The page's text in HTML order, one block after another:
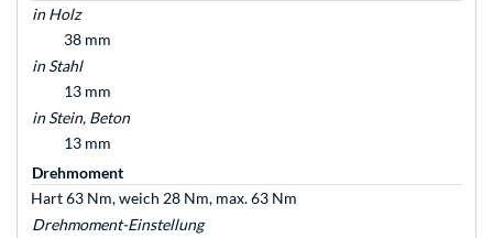
in Holz
38 mm
in Stahl
13 mm
in Stein, Beton
13 mm
Drehmoment
Hart 63 Nm, weich 28 Nm, max. 63 Nm
Drehmoment-Einstellung